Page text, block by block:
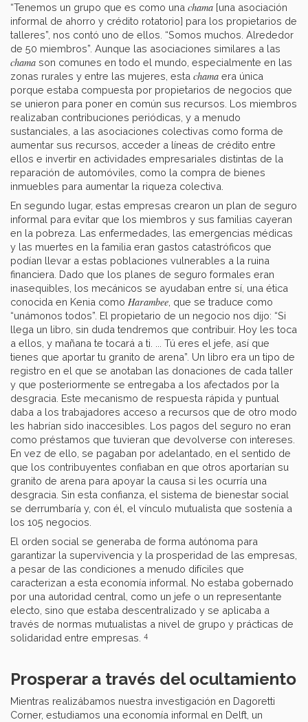
“Tenemos un grupo que es como una chama [una asociación
informal de ahorro y crédito rotatorio] para los propietarios de
talleres”, nos contó uno de ellos. “Somos muchos. Alrededor
de 50 miembros”. Aunque las asociaciones similares a las
chama son comunes en todo el mundo, especialmente en las
zonas rurales y entre las mujeres, esta chama era única
porque estaba compuesta por propietarios de negocios que
se unieron para poner en común sus recursos. Los miembros
realizaban contribuciones periódicas, y a menudo
sustanciales, a las asociaciones colectivas como forma de
aumentar sus recursos, acceder a líneas de crédito entre
ellos e invertir en actividades empresariales distintas de la
reparación de automóviles, como la compra de bienes
inmuebles para aumentar la riqueza colectiva.
En segundo lugar, estas empresas crearon un plan de seguro
informal para evitar que los miembros y sus familias cayeran
en la pobreza. Las enfermedades, las emergencias médicas
y las muertes en la familia eran gastos catastróficos que
podían llevar a estas poblaciones vulnerables a la ruina
financiera. Dado que los planes de seguro formales eran
inasequibles, los mecánicos se ayudaban entre sí, una ética
conocida en Kenia como Harambee , que se traduce como
“unámonos todos”. El propietario de un negocio nos dijo: “Si
llega un libro, sin duda tendremos que contribuir. Hoy les toca
a ellos, y mañana te tocará a ti. ... Tú eres el jefe, así que
tienes que aportar tu granito de arena”. Un libro era un tipo de
registro en el que se anotaban las donaciones de cada taller
y que posteriormente se entregaba a los afectados por la
desgracia. Este mecanismo de respuesta rápida y puntual
daba a los trabajadores acceso a recursos que de otro modo
les habrían sido inaccesibles. Los pagos del seguro no eran
como préstamos que tuvieran que devolverse con intereses.
En vez de ello, se pagaban por adelantado, en el sentido de
que los contribuyentes confiaban en que otros aportarían su
granito de arena para apoyar la causa si les ocurría una
desgracia. Sin esta confianza, el sistema de bienestar social
se derrumbaría y, con él, el vínculo mutualista que sostenía a
los 105 negocios.
El orden social se generaba de forma autónoma para
garantizar la supervivencia y la prosperidad de las empresas,
a pesar de las condiciones a menudo difíciles que
caracterizan a esta economía informal. No estaba gobernado
por una autoridad central, como un jefe o un representante
electo, sino que estaba descentralizado y se aplicaba a
través de normas mutualistas a nivel de grupo y prácticas de
solidaridad entre empresas.
4
Prosperar a través del ocultamiento
Mientras realizábamos nuestra investigación en Dagoretti
Corner, estudiamos una economía informal en Delft, un